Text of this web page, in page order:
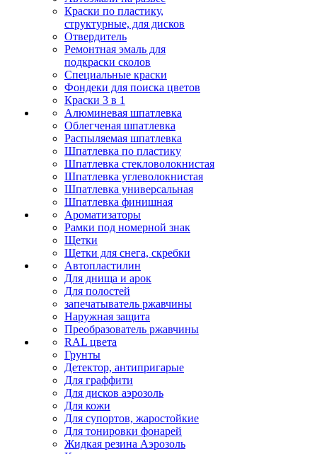
Краски по пластику,
структурные, для дисков
Отвердитель
Ремонтная эмаль для
подкраски сколов
Специальные краски
Фондеки для поиска цветов
Краски 3 в 1
Алюминевая шпатлевка
Облегченая шпатлевка
Распыляемая шпатлевка
Шпатлевка по пластику
Шпатлевка стекловолокнистая
Шпатлевка углеволокнистая
Шпатлевка универсальная
Шпатлевка финишная
Ароматизаторы
Рамки под номерной знак
Щетки
Щетки для снега, скребки
Автопластилин
Для днища и арок
Для полостей
запечатыватель ржавчины
Наружная защита
Преобразователь ржавчины
RAL цвета
Грунты
Детектор, антипригарые
Для граффити
Для дисков аэрозоль
Для кожи
Для супортов, жаростойкие
Для тонировки фонарей
Жидкая резина Аэрозоль